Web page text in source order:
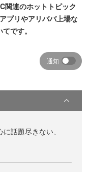
関連のホットトピック
プリやアリババ上場な
です。
通知
話題尽きない、